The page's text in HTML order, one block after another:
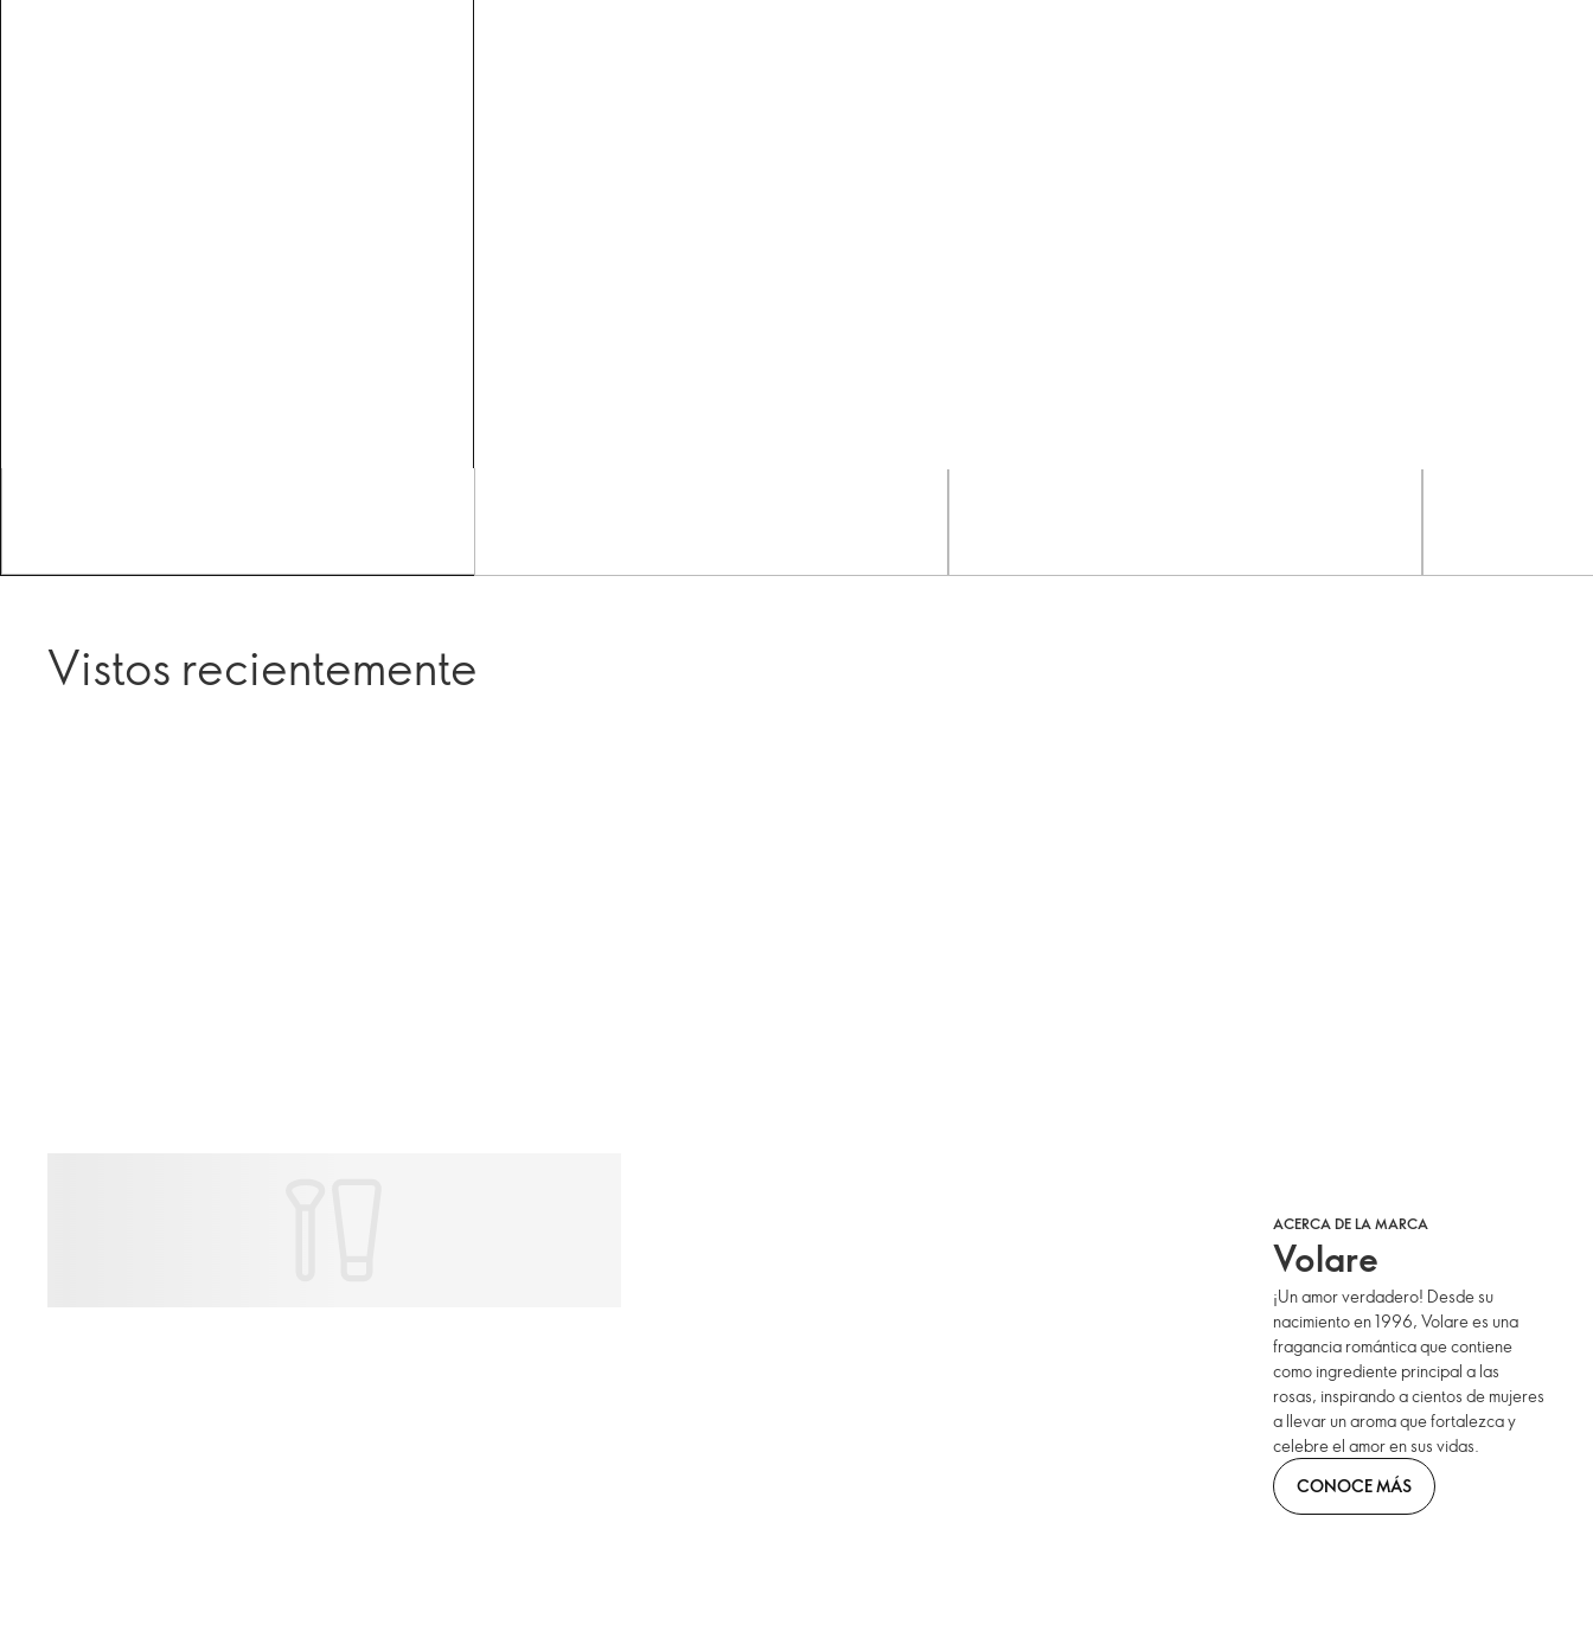
Vistos recientemente
ACERCA DE LA MARCA
Volare
¡Un amor verdadero! Desde su
nacimiento en 1996, Volare es una
fragancia romántica que contiene
como ingrediente principal a las
rosas, inspirando a cientos de mujeres
a llevar un aroma que fortalezca y
celebre el amor en sus vidas.
CONOCE MÁS